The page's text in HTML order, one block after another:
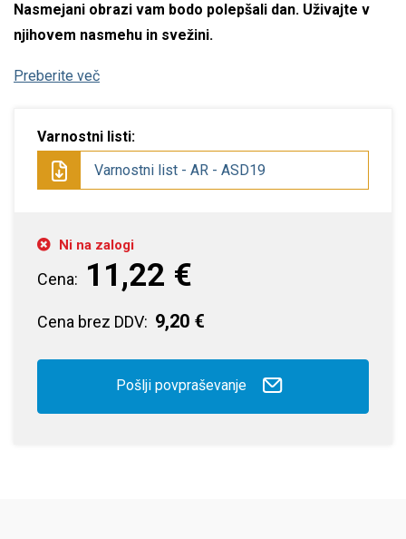
Nasmejani obrazi vam bodo polepšali dan. Uživajte v
njihovem nasmehu in svežini.
Preberite več
Varnostni listi:
Varnostni list - AR - ASD19
Ni na zalogi
Cena: 11,22 €
Cena brez DDV: 9,20 €
Pošlji povpraševanje